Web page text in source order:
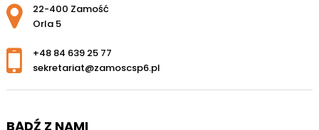
Adres pocztowy:
22-400 Zamość
Orla 5
+48 84 639 25 77
sekretariat@zamoscsp6.pl
BĄDŹ Z NAMI